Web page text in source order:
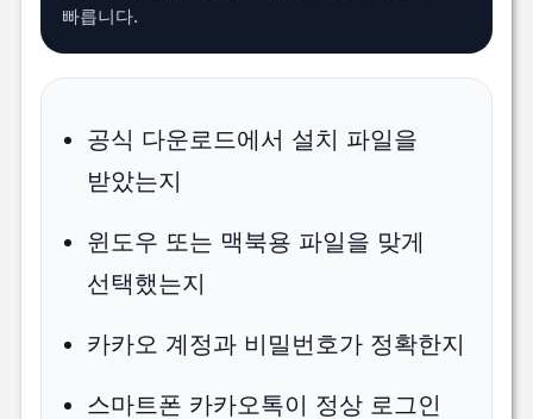
빠릅니다.
공식 다운로드에서 설치 파일을
받았는지
윈도우 또는 맥북용 파일을 맞게
선택했는지
카카오 계정과 비밀번호가 정확한지
스마트폰 카카오톡이 정상 로그인